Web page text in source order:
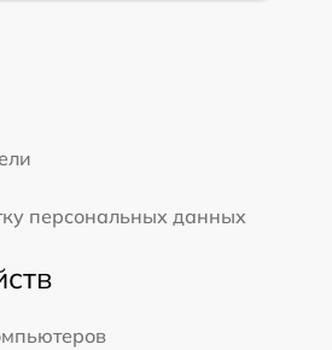
персональных данных